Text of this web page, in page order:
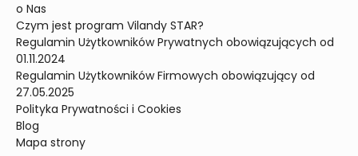
o Nas
Czym jest program Vilandy STAR?
Regulamin Użytkowników Prywatnych obowiązujących od
01.11.2024
Regulamin Użytkowników Firmowych obowiązujący od
27.05.2025
Polityka Prywatności i Cookies
Blog
Mapa strony